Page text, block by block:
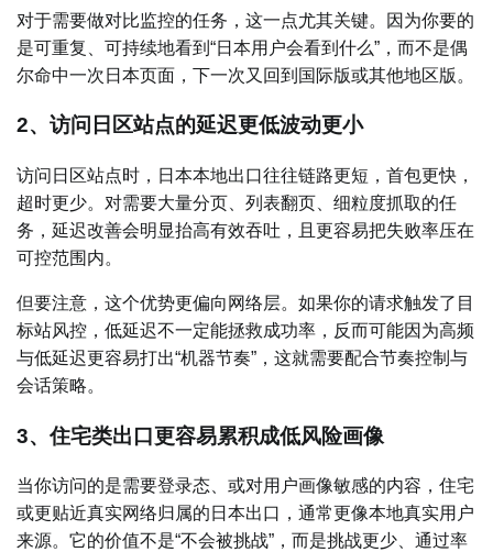
对于需要做对比监控的任务，这一点尤其关键。因为你要的
是可重复、可持续地看到“日本用户会看到什么”，而不是偶
尔命中一次日本页面，下一次又回到国际版或其他地区版。
2、访问日区站点的延迟更低波动更小
访问日区站点时，日本本地出口往往链路更短，首包更快，
超时更少。对需要大量分页、列表翻页、细粒度抓取的任
务，延迟改善会明显抬高有效吞吐，且更容易把失败率压在
可控范围内。
但要注意，这个优势更偏向网络层。如果你的请求触发了目
标站风控，低延迟不一定能拯救成功率，反而可能因为高频
与低延迟更容易打出“机器节奏”，这就需要配合节奏控制与
会话策略。
3、住宅类出口更容易累积成低风险画像
当你访问的是需要登录态、或对用户画像敏感的内容，住宅
或更贴近真实网络归属的日本出口，通常更像本地真实用户
来源。它的价值不是“不会被挑战”，而是挑战更少、通过率